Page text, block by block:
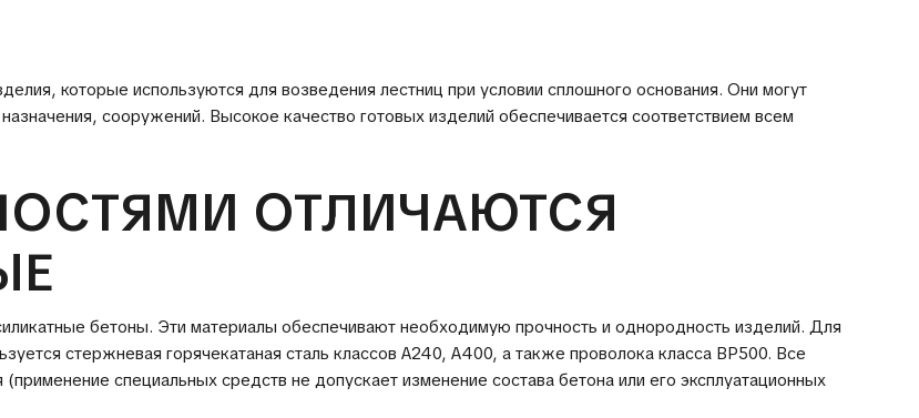
которые используются для возведения лестниц при условии сплошного основания. Они могут
сооружений. Высокое качество готовых изделий обеспечивается соответствием всем
ОТЛИЧАЮТСЯ
бетоны. Эти материалы обеспечивают необходимую прочность и однородность изделий. Для
стержневая горячекатаная сталь классов А240, А400, а также проволока класса ВР500. Все
специальных средств не допускает изменение состава бетона или его эксплуатационных